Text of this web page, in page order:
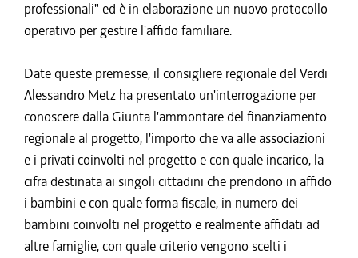
professionali" ed è in elaborazione un nuovo protocollo
operativo per gestire l'affido familiare.
Date queste premesse, il consigliere regionale del Verdi
Alessandro Metz ha presentato un'interrogazione per
conoscere dalla Giunta l'ammontare del finanziamento
regionale al progetto, l'importo che va alle associazioni
e i privati coinvolti nel progetto e con quale incarico, la
cifra destinata ai singoli cittadini che prendono in affido
i bambini e con quale forma fiscale, in numero dei
bambini coinvolti nel progetto e realmente affidati ad
altre famiglie, con quale criterio vengono scelti i